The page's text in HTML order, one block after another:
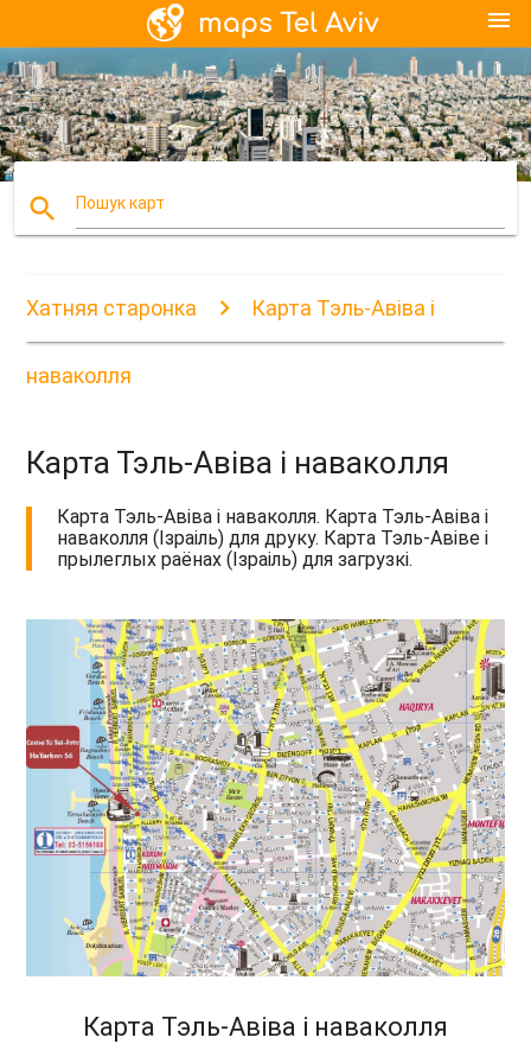
menu
search Пошук карт
Хатняя старонка Карта Тэль-Авіва і
наваколля
Карта Тэль-Авіва і наваколля
Карта Тэль-Авіва і наваколля. Карта Тэль-Авіва і
наваколля (Ізраіль) для друку. Карта Тэль-Авіве і
прылеглых раёнах (Ізраіль) для загрузкі.
Карта Тэль-Авіва і наваколля